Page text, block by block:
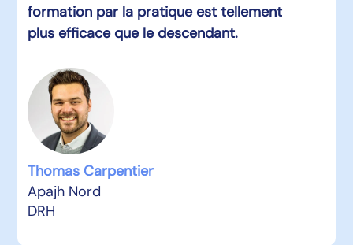
formation par la pratique est tellement
plus efficace que le descendant.
Thomas Carpentier
Apajh Nord
DRH